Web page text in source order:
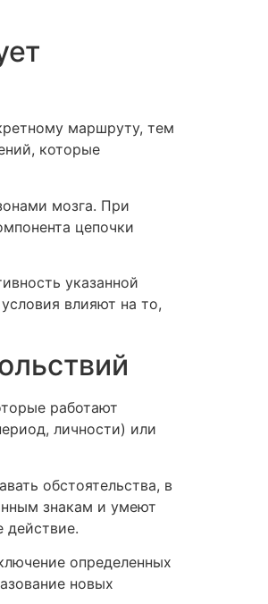
маршруту, тем
которые
мозга. При
цепочки
указанной
влияют на то,
работают
личности) или
обстоятельства, в
знакам и умеют
действие.
определенных
новых